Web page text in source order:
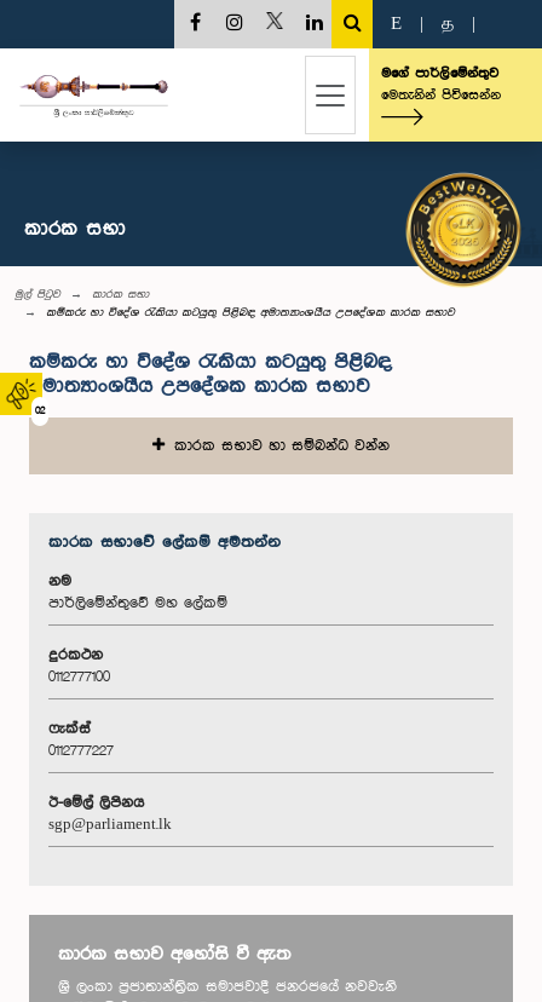
02
E த
මගේ පාර්ලිමේන්තුව
මෙතැනින් පිවිසෙන්න
කාරක සභා
මුල් පිටුව
කාරක සභා
කම්කරු හා විදේශ රැකියා කටයුතු පිළිබඳ අමාත්‍යාංශයීය උපදේශක කාරක සභාව
කම්කරු හා විදේශ රැකියා කටයුතු පිළිබඳ
අමාත්‍යාංශයීය උපදේශක කාරක සභාව
කාරක සභාව හා සම්බන්ධ වන්න
කාරක සභා‌වේ ලේකම් අමතන්න
නම
පාර්ලිමේන්තුවේ මහ ලේකම්
දුරකථන
0112777100
ෆැක්ස්
0112777227
ඊ-මේල් ලිපිනය
sgp@parliament.lk
කාරක සභාව අහෝසි වී ඇත
ශ්‍රී ලංකා ප්‍රජාතාන්ත්‍රික සමාජවාදී ජනරජයේ නවවැනි